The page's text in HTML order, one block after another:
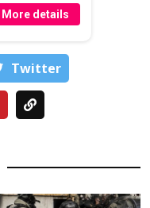
More details
Тwitter